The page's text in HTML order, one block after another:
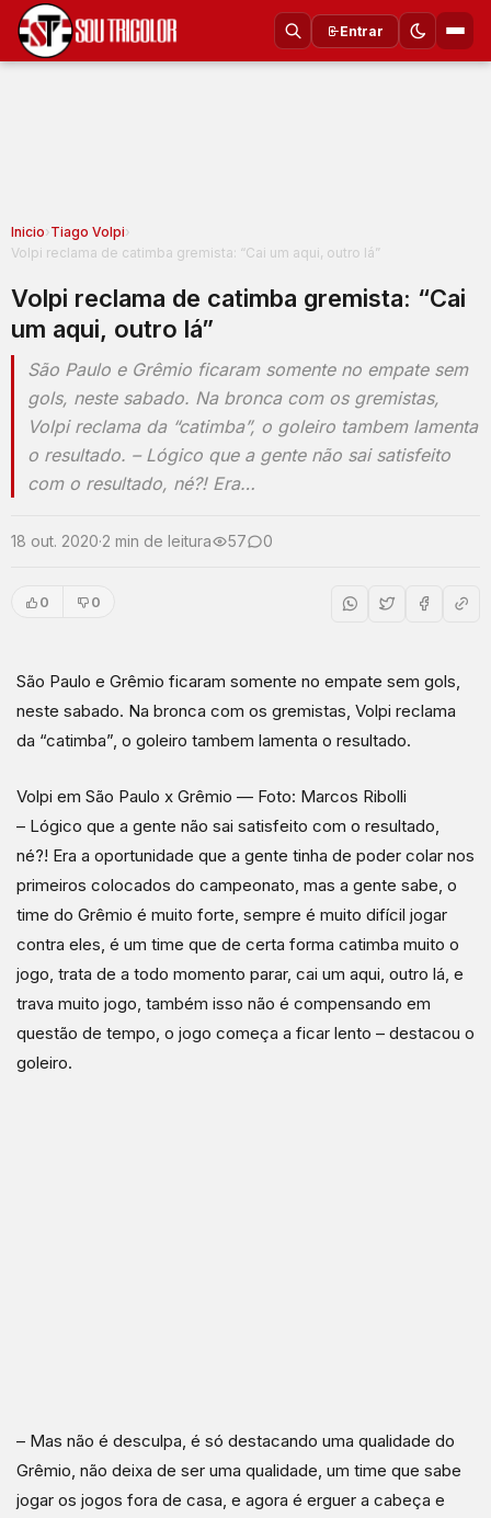
Entrar
Inicio›Tiago Volpi›
Volpi reclama de catimba gremista: “Cai um aqui, outro lá”
Volpi reclama de catimba gremista: “Cai
um aqui, outro lá”
São Paulo e Grêmio ficaram somente no empate sem
gols, neste sabado. Na bronca com os gremistas,
Volpi reclama da “catimba”, o goleiro tambem lamenta
o resultado. – Lógico que a gente não sai satisfeito
com o resultado, né?! Era…
18 out. 2020·2 min de leitura 57 0
0 0
São Paulo e Grêmio ficaram somente no empate sem gols,
neste sabado. Na bronca com os gremistas, Volpi reclama
da “catimba”, o goleiro tambem lamenta o resultado.
Volpi em São Paulo x Grêmio — Foto: Marcos Ribolli
– Lógico que a gente não sai satisfeito com o resultado,
né?! Era a oportunidade que a gente tinha de poder colar nos
primeiros colocados do campeonato, mas a gente sabe, o
time do Grêmio é muito forte, sempre é muito difícil jogar
contra eles, é um time que de certa forma catimba muito o
jogo, trata de a todo momento parar, cai um aqui, outro lá, e
trava muito jogo, também isso não é compensando em
questão de tempo, o jogo começa a ficar lento – destacou o
goleiro.
– Mas não é desculpa, é só destacando uma qualidade do
Grêmio, não deixa de ser uma qualidade, um time que sabe
jogar os jogos fora de casa, e agora é erguer a cabeça e